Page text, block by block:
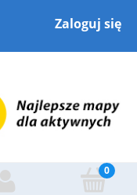
Zaloguj się